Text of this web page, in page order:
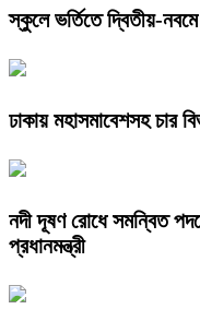
স্কুলে ভর্তিতে দ্বিতীয়-
ঢাকায় মহাসমাবেশসহ চার
নদী দূষণ রোধে সমন্বিত
প্রধানমন্ত্রী